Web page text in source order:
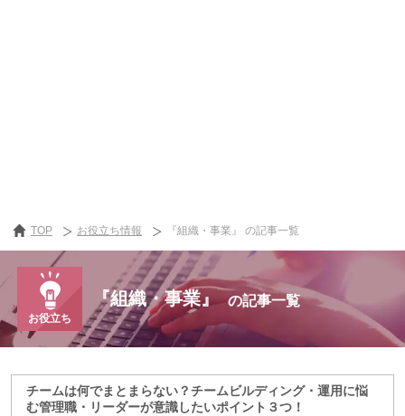
TOP お役立ち情報 『組織・事業』 の記事一覧
『組織・事業』 の記事一覧
チームは何でまとまらない？チームビルディング・運用に悩
む管理職・リーダーが意識したいポイント３つ！